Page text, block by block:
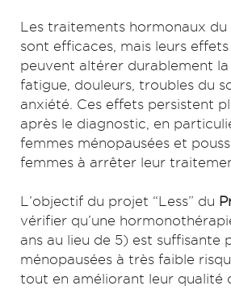
Les traitements hormonaux du
sont efficaces, mais leurs
peuvent altérer durablement
fatigue, douleurs, troubles du
anxiété. Ces effets persistent
après le diagnostic, en
femmes ménopausées et
femmes à arrêter leur
L’objectif du projet “Less” du
vérifier qu’une
ans au lieu de 5) est suffisante
ménopausées à très faible
tout en améliorant leur qualité